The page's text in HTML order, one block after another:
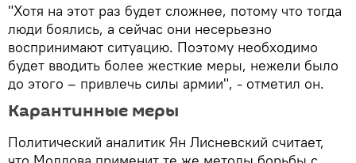
"Хотя на этот раз будет сложнее, потому что тогда
люди боялись, а сейчас они несерьезно
воспринимают ситуацию. Поэтому необходимо
будет вводить более жесткие меры, нежели было
до этого – привлечь силы армии", - отметил он.
Карантинные меры
Политический аналитик Ян Лисневский считает,